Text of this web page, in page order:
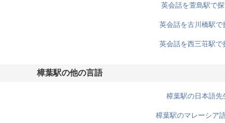
英会話を萱島駅で
英会話を古川橋駅で
英会話を西三荘駅で
樟葉駅の他の言語
樟葉駅の日本語先
樟葉駅のマレーシア